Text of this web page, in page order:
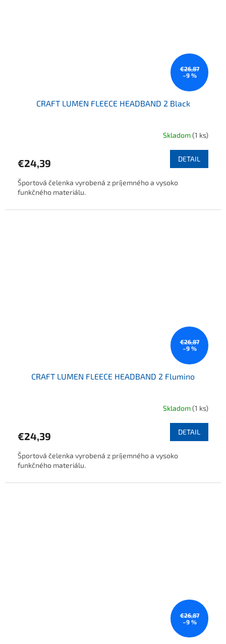
€26,87
–9 %
CRAFT LUMEN FLEECE HEADBAND 2 Black
Skladom(1 ks)
€24,39 DETAIL
Športová čelenka vyrobená z príjemného a vysoko
funkčného materiálu.
€26,87
–9 %
CRAFT LUMEN FLEECE HEADBAND 2 Flumino
Skladom(1 ks)
€24,39 DETAIL
Športová čelenka vyrobená z príjemného a vysoko
funkčného materiálu.
€26,87
–9 %